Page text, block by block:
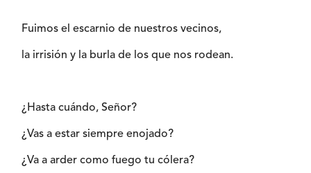
Fuimos el escarnio de nuestros vecinos,
la irrisión y la burla de los que nos rodean.
¿Hasta cuándo, Señor?
¿Vas a estar siempre enojado?
¿Va a arder como fuego tu cólera?